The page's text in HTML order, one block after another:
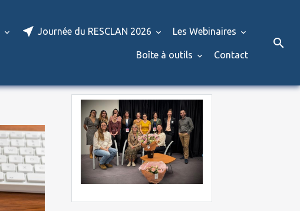
Journée du RESCLAN 2026 Les Webinaires
Boîte à outils Contact